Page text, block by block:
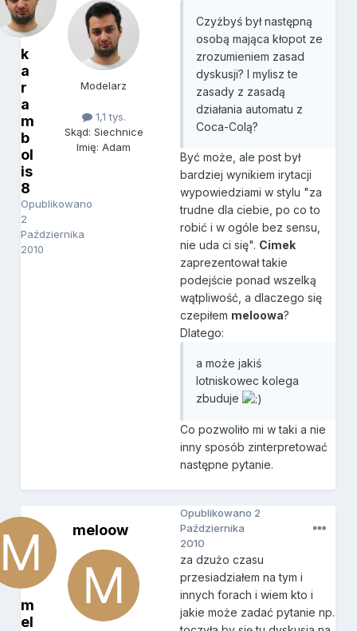
k
a
r
a
m
b
ol
is
8
Opublikowano
2
Października
2010
Modelarz
1,1 tys.
Skąd: Siechnice
Imię: Adam
Czyżbyś był następną
osobą mająca kłopot ze
zrozumieniem zasad
dyskusji? I mylisz te
zasady z zasadą
działania automatu z
Coca-Colą?
Być może, ale post był
bardziej wynikiem irytacji
wypowiedziami w stylu "za
trudne dla ciebie, po co to
robić i w ogóle bez sensu,
nie uda ci się". Cimek
zaprezentował takie
podejście ponad wszelką
wątpliwość, a dlaczego się
czepiłem meloowa?
Dlatego:
a może jakiś
lotniskowec kolega
zbuduje
Co pozwoliło mi w taki a nie
inny sposób zinterpretować
następne pytanie.
m
el
meloow
Opublikowano 2
Października
2010
za dzużo czasu
przesiadziałem na tym i
innych forach i wiem kto i
jakie może zadać pytanie np.